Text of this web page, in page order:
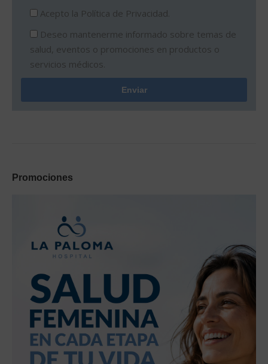
Acepto la Política de Privacidad.
Deseo mantenerme informado sobre temas de
salud, eventos o promociones en productos o
servicios médicos.
Promociones